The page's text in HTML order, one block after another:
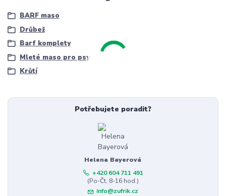
BARF maso
Drůbež
Barf komplety
Mleté maso pro psy
Krůtí
Potřebujete poradit?
Helena Bayerová
+420 604 711 491
(Po-Čt, 8-16 hod.)
info@zufrik.cz